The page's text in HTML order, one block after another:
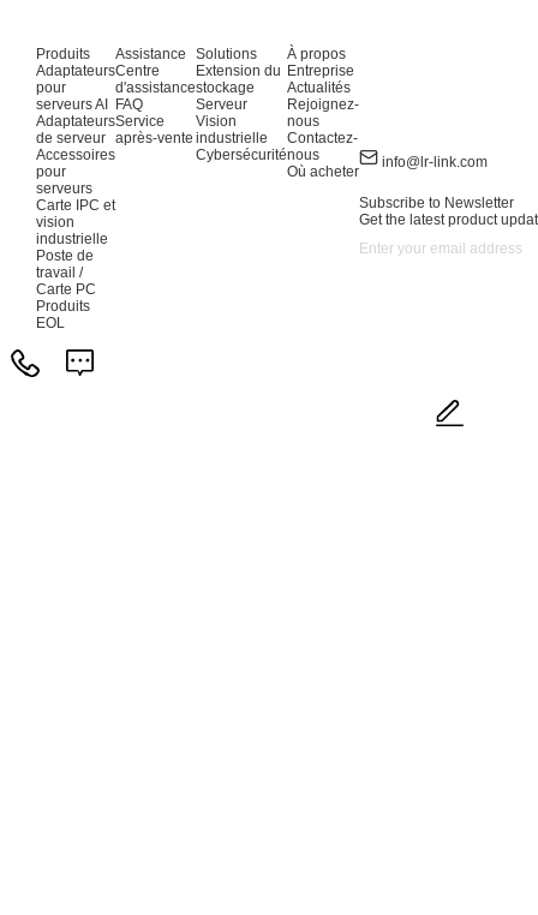
Produits
Adaptateurs
pour
serveurs AI
Adaptateurs
de serveur
Accessoires
pour
serveurs
Carte IPC et
vision
industrielle
Poste de
travail /
Carte PC
Produits
EOL
Assistance
Centre
d'assistance
FAQ
Service
après-vente
Solutions
Extension du
stockage
Serveur
Vision
industrielle
Cybersécurité
À propos
Entreprise
Actualités
Rejoignez-
nous
Contactez-
nous
Où acheter
info@lr-link.com
Subscribe to Newsletter
Get the latest product